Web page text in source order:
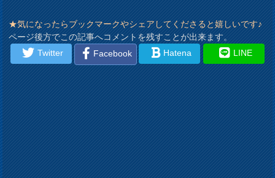
★気になったらブックマークやシェアしてくださると嬉しいです♪
ページ後方でこの記事へコメントを残すことが出来ます。
Twitter
Facebook Hatena LINE